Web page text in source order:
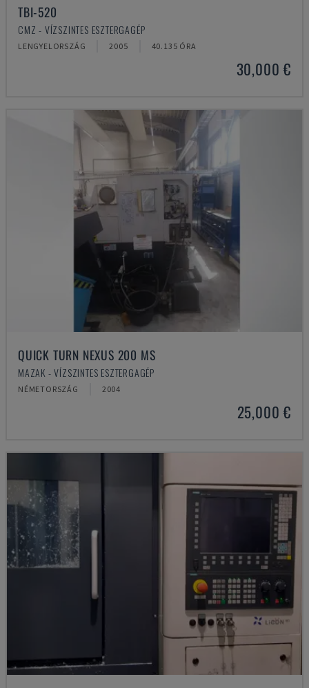
TBI-520
CMZ - VÍZSZINTES ESZTERGAGÉP
LENGYELORSZÁG 2005 40.135 ÓRA
30,000 €
QUICK TURN NEXUS 200 MS
MAZAK - VÍZSZINTES ESZTERGAGÉP
NÉMETORSZÁG 2004
25,000 €